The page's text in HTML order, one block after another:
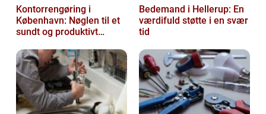
Kontorrengøring i
København: Nøglen til et
sundt og produktivt
Bedemand i Hellerup: En
værdifuld støtte i en svær
tid